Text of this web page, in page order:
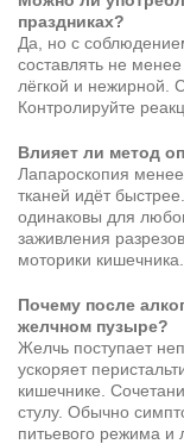
праздниках?
Да, но с
составлять не
лёгкой и нежирной.
Контролируйте
Влияет ли метод
Лапароскопия
тканей идёт
одинаковы для
заживления
моторики кишечника.
Почему после
желчном пузыре?
Желчь поступает
ускоряет
кишечнике.
стулу. Обычно
питьевого режима и